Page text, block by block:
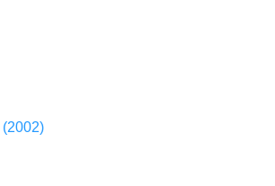
(2002)